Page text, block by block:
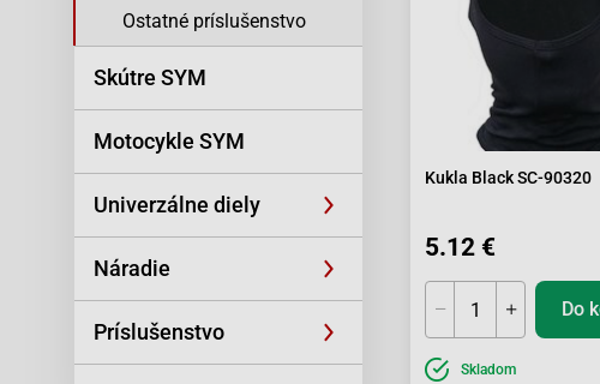
Ostatné príslušenstvo
Skútre SYM
Motocykle SYM
Univerzálne diely
Náradie
Príslušenstvo
Kukla Black SC-90320
5.12 €
Do
Skladom